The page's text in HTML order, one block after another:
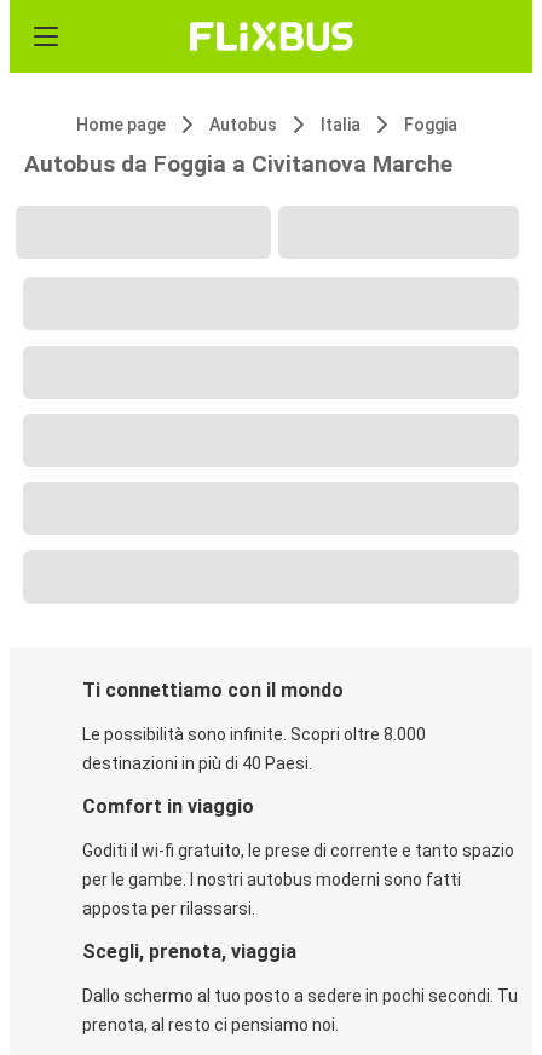
Home page Autobus Italia Foggia
Autobus da Foggia a Civitanova Marche
Ti connettiamo con il mondo
Le possibilità sono infinite. Scopri oltre 8.000
destinazioni in più di 40 Paesi.
Comfort in viaggio
Goditi il wi-fi gratuito, le prese di corrente e tanto spazio
per le gambe. I nostri autobus moderni sono fatti
apposta per rilassarsi.
Scegli, prenota, viaggia
Dallo schermo al tuo posto a sedere in pochi secondi. Tu
prenota, al resto ci pensiamo noi.